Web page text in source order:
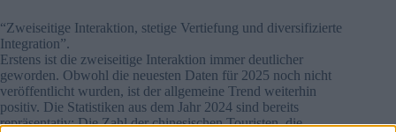
“Zweiseitige Interaktion, stetige Vertiefung und diversifizierte
Integration”.
Erstens ist die zweiseitige Interaktion immer deutlicher
geworden. Obwohl die neuesten Daten für 2025 noch nicht
veröffentlicht wurden, ist der allgemeine Trend weiterhin
positiv. Die Statistiken aus dem Jahr 2024 sind bereits
repräsentativ: Die Zahl der chinesischen Touristen, die